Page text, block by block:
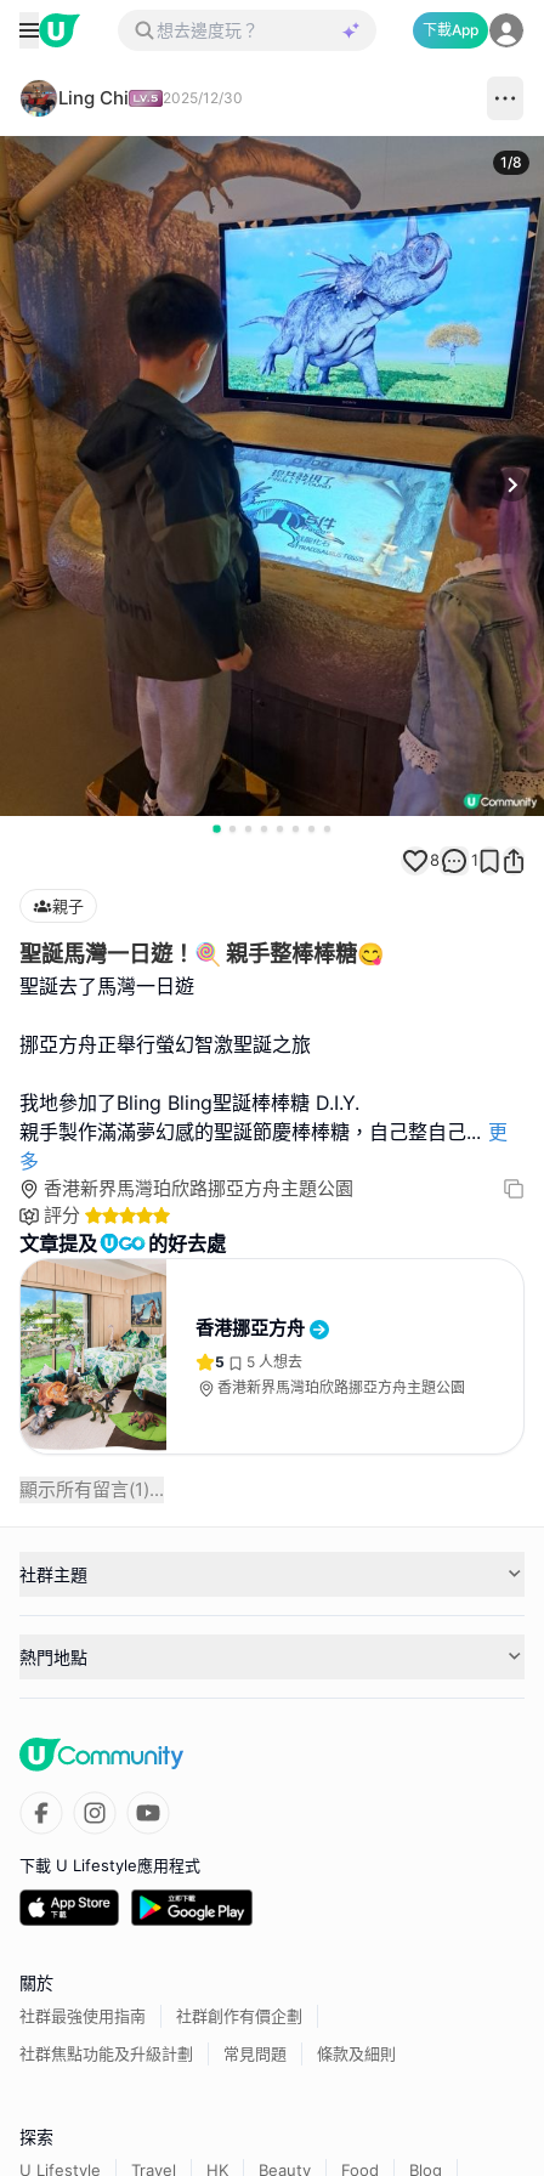
下載App
Ling Chi 2025/12/30
1/8
8 1
親子
聖誕馬灣一日遊！🍭 親手整棒棒糖😋
聖誕去了馬灣一日遊
挪亞方舟正舉行螢幻智激聖誕之旅
我地參加了Bling Bling聖誕棒棒糖 D.I.Y.
親手製作滿滿夢幻感的聖誕節慶棒棒糖，自己整自己... 更
多
香港新界馬灣珀欣路挪亞方舟主題公園
評分
文章提及 的好去處
香港挪亞方舟
5 5 人想去
香港新界馬灣珀欣路挪亞方舟主題公園
顯示所有留言(1)...
社群主題
熱門地點
下載 U Lifestyle應用程式
關於
社群最強使用指南
社群創作有價企劃
社群焦點功能及升級計劃
常見問題 條款及細則
探索
U Lifestyle Travel HK Beauty Food Blog